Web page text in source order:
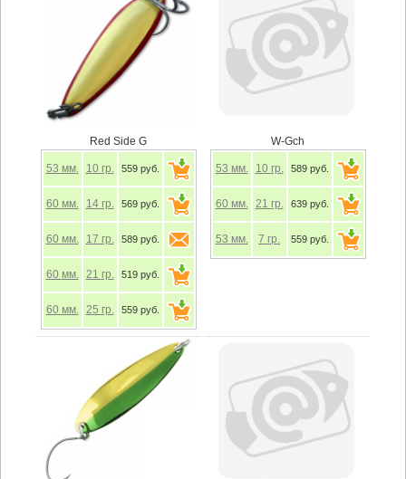
Red Side G
53 мм. 10 гр. 559 руб.
60 мм. 14 гр. 569 руб.
60 мм. 17 гр. 589 руб.
60 мм. 21 гр. 519 руб.
60 мм. 25 гр. 559 руб.
W-Gch
53 мм. 10 гр. 589 руб.
60 мм. 21 гр. 639 руб.
53 мм. 7 гр. 559 руб.